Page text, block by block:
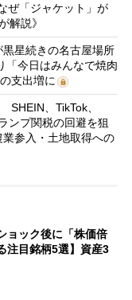
ぜ「ジャケット」が
解説》
黒星続きの名古屋場所
「今日はみんなで焼肉
支出増に
SHEIN、TikTok、
ンプ関税の回避を狙
参入・土地取得への
ョック後に「株価倍
注目銘柄5選】資産3